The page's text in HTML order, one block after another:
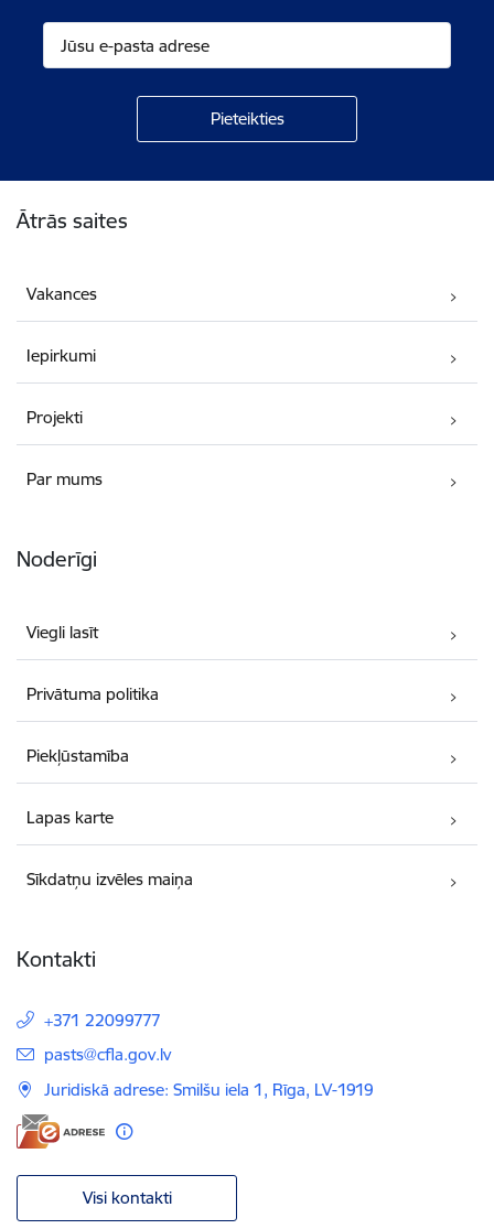
Ātrās saites
Vakances
Iepirkumi
Projekti
Par mums
Noderīgi
Viegli lasīt
Privātuma politika
Piekļūstamība
Lapas karte
Sīkdatņu izvēles maiņa
Kontakti
+371 22099777
E-pasts:
pasts@cfla.gov.lv
Juridiskā adrese: Smilšu iela 1, Rīga, LV-1919
Visi kontakti